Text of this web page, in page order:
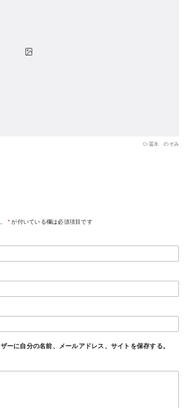
冨永 のぞみ
* が付いている欄は必須項目です
ーに自分の名前、メールアドレス、サイトを保存する。